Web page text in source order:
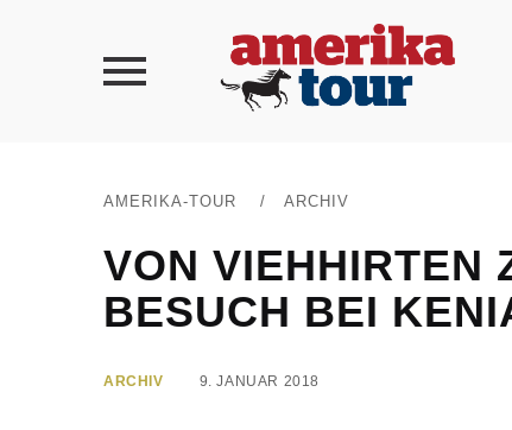
AMERIKA-TOUR / ARCHIV
VON VIEHHIRTEN
BESUCH BEI
ARCHIV 9. JANUAR 2018